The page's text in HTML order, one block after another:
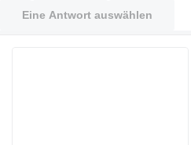
Eine Antwort auswählen